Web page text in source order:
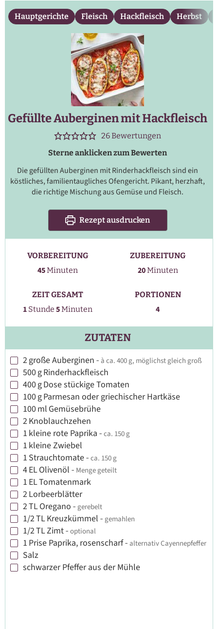
Hauptgerichte Fleisch Hackfleisch Herbst
Gefüllte Auberginen mit Hackfleisch
26Bewertungen
Sterne anklicken zum Bewerten
Die gefüllten Auberginen mit Rinderhackfleisch sind ein
köstliches, familientaugliches Ofengericht. Pikant, herzhaft,
die richtige Mischung aus Gemüse und Fleisch.
Rezept ausdrucken
VORBEREITUNG
45Minuten
Minuten
ZUBEREITUNG
20Minuten
Minuten
ZEIT GESAMT
1 Stunde
Stunde 5Minuten
Minuten
PORTIONEN
4
ZUTATEN
▢
2große Auberginen - à ca. 400 g, möglichst gleich groß
▢
500gRinderhackfleisch
▢
400gDose stückige Tomaten
▢
100gParmesan oder griechischer Hartkäse
▢
100ml Gemüsebrühe
▢
2Knoblauchzehen
▢
1 kleine rote Paprika - ca. 150 g
▢
1 kleine Zwiebel
▢
1 Strauchtomate - ca. 150 g
▢
4ELOlivenöl - Menge geteilt
▢
1 ELTomatenmark
▢
2Lorbeerblätter
▢
2TLOregano - gerebelt
▢
1/2TLKreuzkümmel - gemahlen
▢
1/2TLZimt - optional
▢
1 Prise Paprika, rosenscharf- alternativ Cayennepfeffer
▢
Salz
▢
schwarzer Pfeffer aus der Mühle